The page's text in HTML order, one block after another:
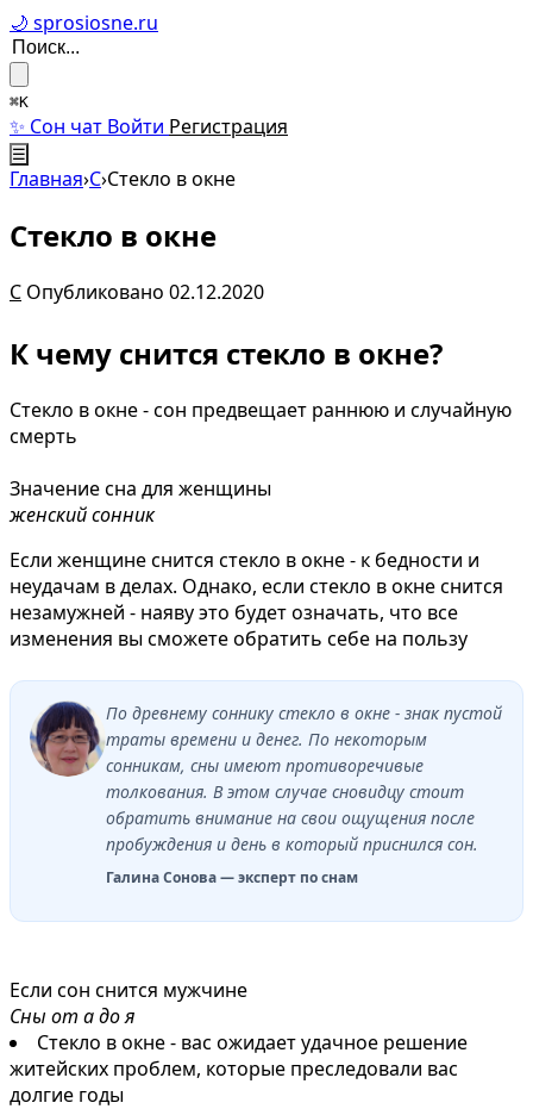
🌙 sprosiosne.ru
⌘K
✨ Сон чат Войти Регистрация
☰
Главная›С›Стекло в окне
Стекло в окне
С Опубликовано 02.12.2020
К чему снится стекло в окне?
Стекло в окне - сон предвещает раннюю и случайную
смерть
Значение сна для женщины
женский сонник
Если женщине снится стекло в окне - к бедности и
неудачам в делах. Однако, если стекло в окне снится
незамужней - наяву это будет означать, что все
изменения вы сможете обратить себе на пользу
По древнему соннику стекло в окне - знак пустой
траты времени и денег. По некоторым
сонникам, сны имеют противоречивые
толкования. В этом случае сновидцу стоит
обратить внимание на свои ощущения после
пробуждения и день в который приснился сон.
Галина Сонова — эксперт по снам
Если сон снится мужчине
Сны от а до я
Стекло в окне - вас ожидает удачное решение
житейских проблем, которые преследовали вас
долгие годы